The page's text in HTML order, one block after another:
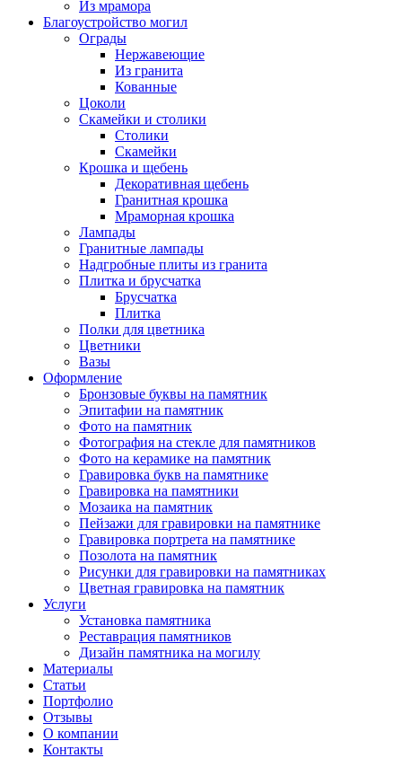
Из мрамора
Благоустройство могил
Ограды
Нержавеющие
Из гранита
Кованные
Цоколи
Скамейки и столики
Столики
Скамейки
Крошка и щебень
Декоративная щебень
Гранитная крошка
Мраморная крошка
Лампады
Гранитные лампады
Надгробные плиты из гранита
Плитка и брусчатка
Брусчатка
Плитка
Полки для цветника
Цветники
Вазы
Оформление
Бронзовые буквы на памятник
Эпитафии на памятник
Фото на памятник
Фотография на стекле для памятников
Фото на керамике на памятник
Гравировка букв на памятнике
Гравировка на памятники
Мозаика на памятник
Пейзажи для гравировки на памятнике
Гравировка портрета на памятнике
Позолота на памятник
Рисунки для гравировки на памятниках
Цветная гравировка на памятник
Услуги
Установка памятника
Реставрация памятников
Дизайн памятника на могилу
Материалы
Статьи
Портфолио
Отзывы
О компании
Контакты